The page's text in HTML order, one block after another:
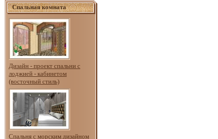
Спальная комната
Дизайн - проект спальни с
лоджией - кабинетом
(восточный стиль)
Спальня с морским дизайном